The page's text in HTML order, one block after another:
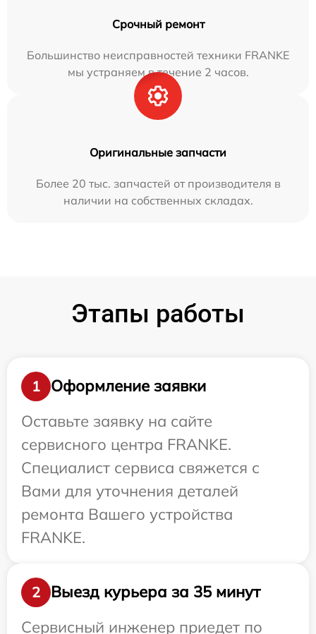
Срочный ремонт
Большинство неисправностей техники FRANKE
мы устраняем в течение 2 часов.
Оригинальные запчасти
Более 20 тыс. запчастей от производителя в
наличии на собственных складах.
Этапы работы
1
Оформление заявки
Оставьте заявку на сайте
сервисного центра FRANKE.
Специалист сервиса свяжется с
Вами для уточнения деталей
ремонта Вашего устройства
FRANKE.
2
Выезд курьера за 35 минут
Сервисный инженер приедет по